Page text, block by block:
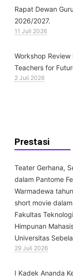
Rapat Dewan
2026/2027.
11 Juli 2026
Workshop Review
Teachers for
2 Juli 2026
Prestasi
Teater Gerhana,
dalam Pantome
Warmadewa
short movie
Fakultas
Himpunan
Universitas
29 Juli 2026
⁠I Kadek Ananda